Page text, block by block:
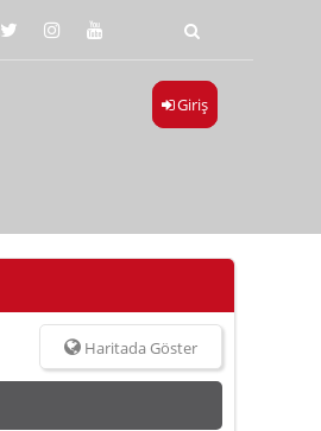
Giriş
Haritada Göster